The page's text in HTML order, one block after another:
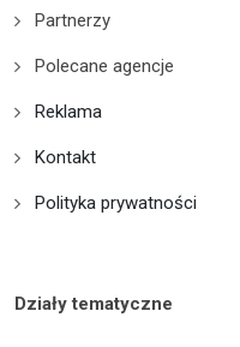
Partnerzy
Polecane agencje
Reklama
Kontakt
Polityka prywatności
Działy tematyczne